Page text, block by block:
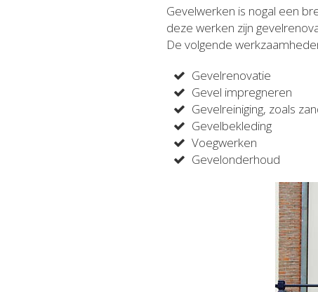
Gevelwerken is nogal een
deze werken zijn
De volgende
Gevelrenovatie
Gevel impregneren
Gevelreiniging, zoals
Gevelbekleding
Voegwerken
Gevelonderhoud